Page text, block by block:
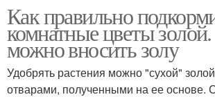
Как правильно
комнатные цветы
можно вносить золу
Удобрять растения можно "сухой"
отварами, полученными на ее основе.